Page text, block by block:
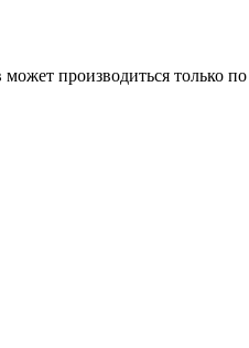
производиться только